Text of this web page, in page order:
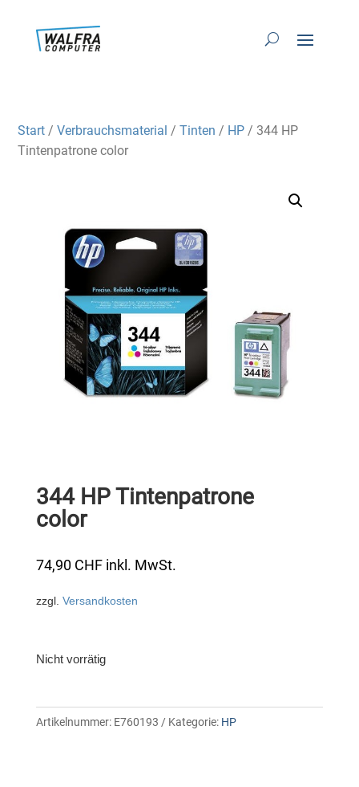
Start /Verbrauchsmaterial /Tinten / HP / 344 HP
Tintenpatrone color
344 HP Tintenpatrone
color
74,90 CHF inkl. MwSt.
zzgl. Versandkosten
Nicht vorrätig
Artikelnummer: E760193 Kategorie: HP